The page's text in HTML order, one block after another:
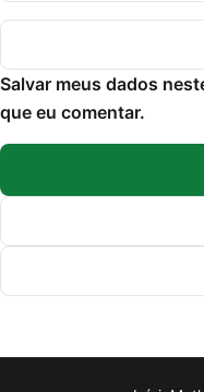
Salvar meus dados
que eu comentar.